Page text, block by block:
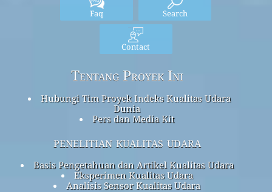
Faq Search
Contact
Tentang Proyek Ini
Hubungi Tim Proyek Indeks Kualitas Udara
Dunia
Pers dan Media Kit
penelitian kualitas udara
Basis Pengetahuan dan Artikel Kualitas Udara
Eksperimen Kualitas Udara
Analisis Sensor Kualitas Udara